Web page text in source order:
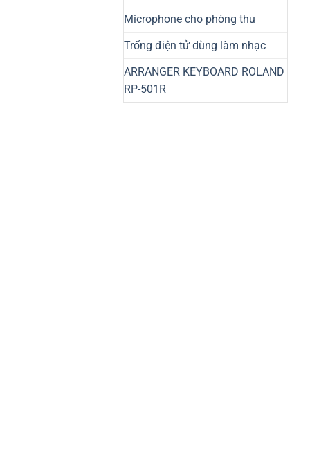
Microphone cho phòng thu
Trống điện tử dùng làm nhạc
ARRANGER KEYBOARD ROLAND
RP-501R